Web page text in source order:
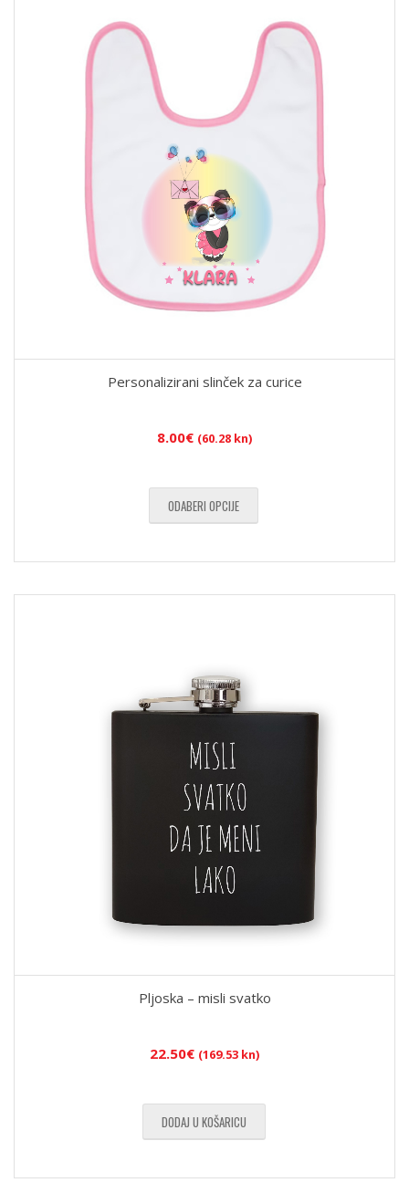
Personalizirani slinček za curice
8.00€ (60.28 kn)
ODABERI OPCIJE
Pljoska – misli svatko
22.50€ (169.53 kn)
DODAJ U KOŠARICU